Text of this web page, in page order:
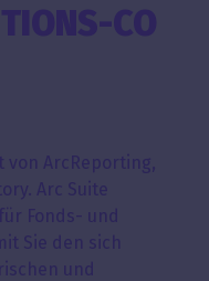
CO
ArcReporting,
Arc Suite
Fonds- und
Sie den sich
und